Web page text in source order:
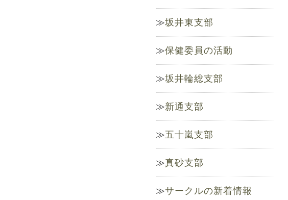
坂井東支部
保健委員の活動
坂井輪総支部
新通支部
五十嵐支部
真砂支部
サークルの新着情報